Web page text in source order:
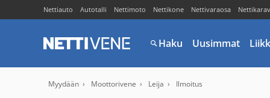
Nettiauto Autotalli Nettimoto Nettikone Nettivaraosa
Haku Uusimmat
Myydään Moottorivene Leija Ilmoitus